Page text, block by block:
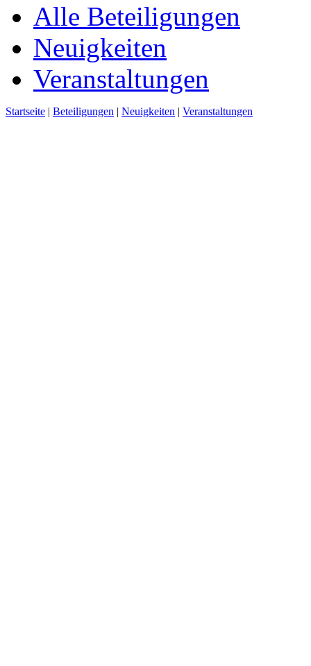
Alle Beteiligungen
Neuigkeiten
Veranstaltungen
Startseite | Beteiligungen | Neuigkeiten | Veranstaltungen